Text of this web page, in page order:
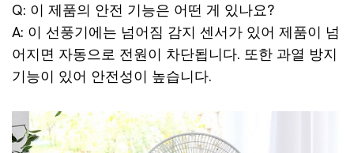
Q: 이 제품의 안전 기능은 어떤 게 있나요?
A: 이 선풍기에는 넘어짐 감지 센서가 있어 제품이 넘
어지면 자동으로 전원이 차단됩니다. 또한 과열 방지
기능이 있어 안전성이 높습니다.